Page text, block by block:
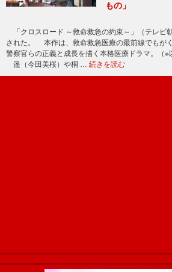
もの」
「クロスロード ～救命救急の約束～」（テレビ
された。 本作は、救命救急医療の最前線でもが
警察官らの正義と成長を描く本格医療ドラマ。（※
遥（今田美桜）や桐 … 続きを読む